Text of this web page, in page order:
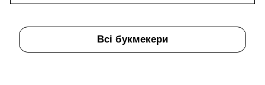
Всі букмекери